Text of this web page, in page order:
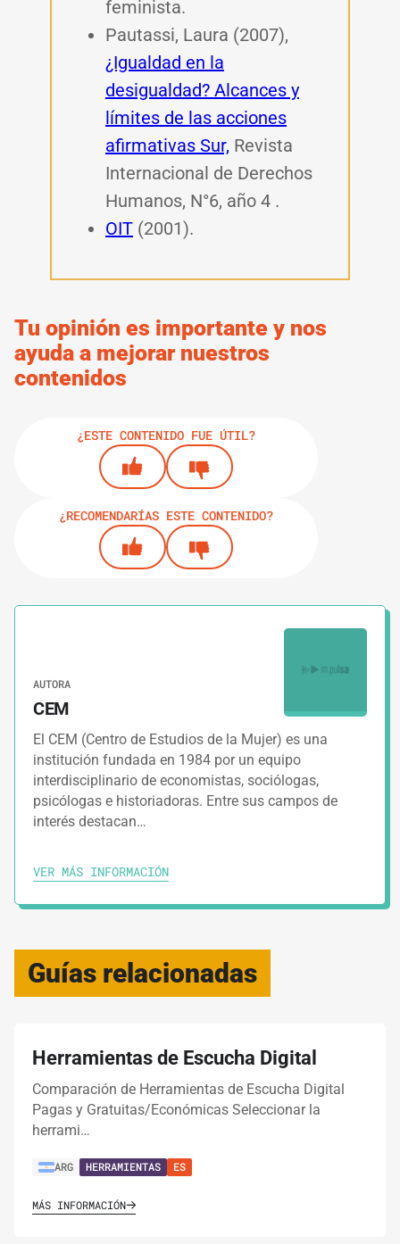
feminista.
Pautassi, Laura (2007),
¿Igualdad en la
desigualdad? Alcances y
límites de las acciones
afirmativas Sur, Revista
Internacional de Derechos
Humanos, N°6, año 4 .
OIT (2001).
Tu opinión es importante y nos
ayuda a mejorar nuestros
contenidos
¿ESTE CONTENIDO FUE ÚTIL?
¿RECOMENDARÍAS ESTE CONTENIDO?
AUTORA
CEM
El CEM (Centro de Estudios de la Mujer) es una
institución fundada en 1984 por un equipo
interdisciplinario de economistas, sociólogas,
psicólogas e historiadoras. Entre sus campos de
interés destacan…
VER MÁS INFORMACIÓN
Guías relacionadas
Herramientas de Escucha Digital
Comparación de Herramientas de Escucha Digital
Pagas y Gratuitas/Económicas Seleccionar la
herrami…
ARG HERRAMIENTAS ES
MÁS INFORMACIÓN